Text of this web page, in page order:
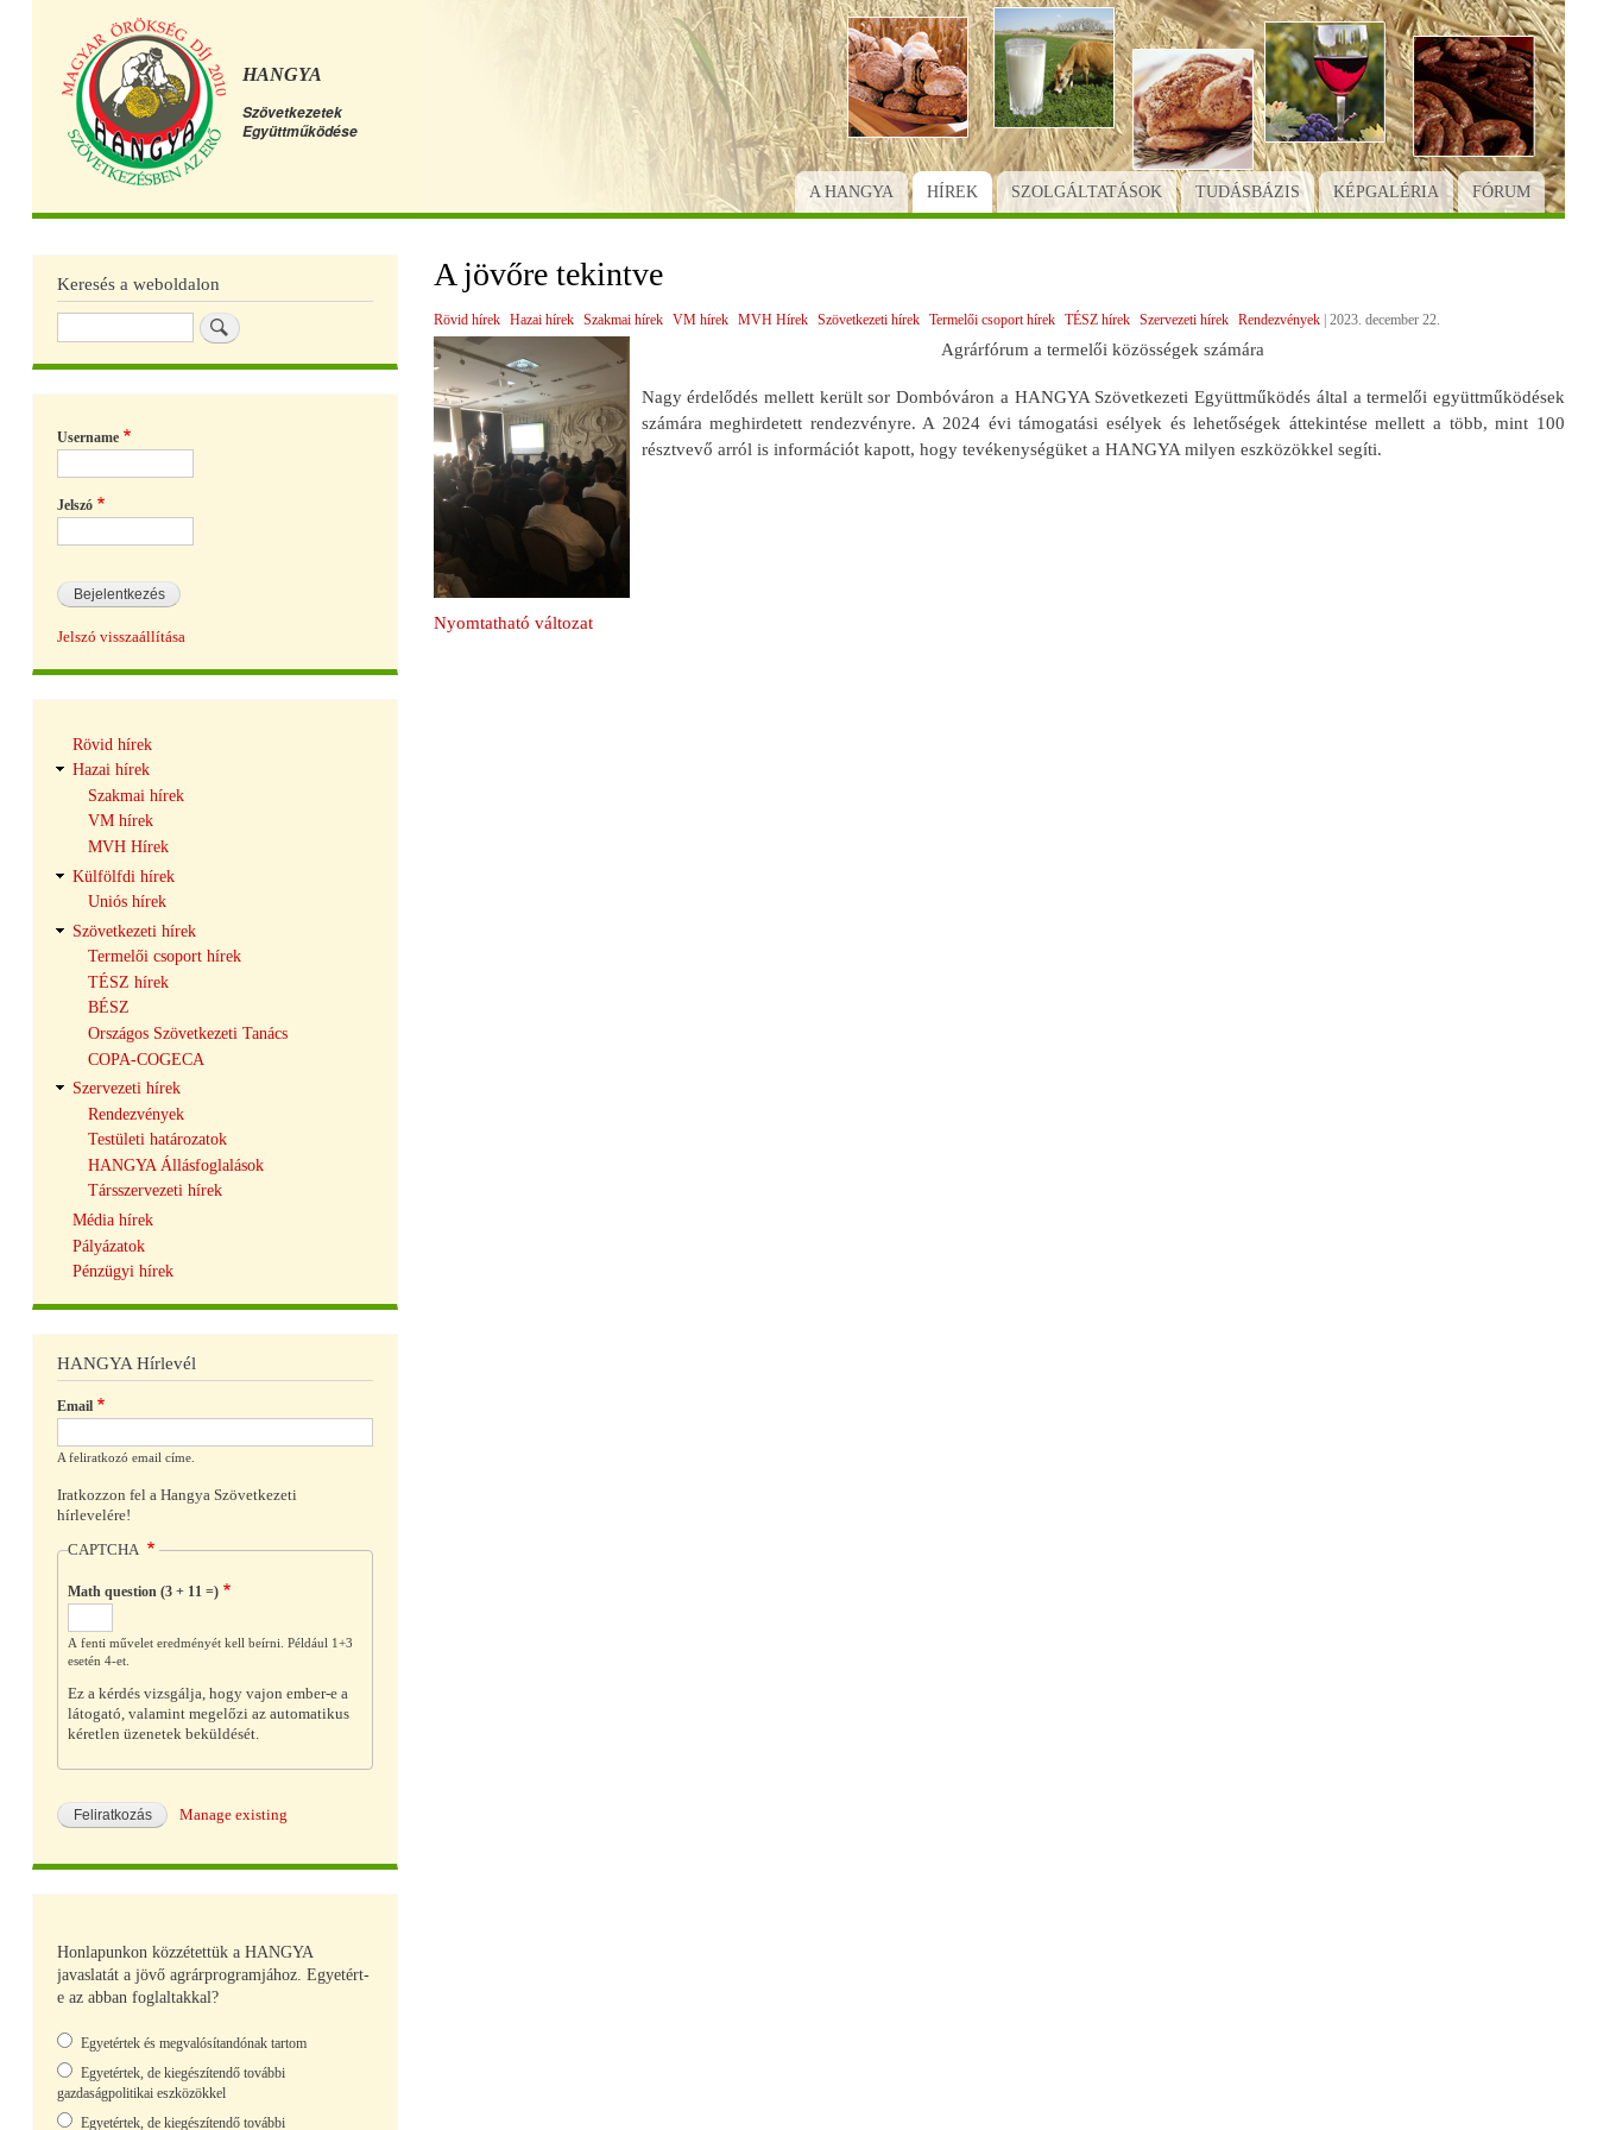
Ugrás
a
tartalomra
HANGYA
Szövetkezetek
Együttműködése
Főmenü
A HANGYA HÍREK SZOLGÁLTATÁSOK TUDÁSBÁZIS KÉPGALÉRIA FÓRUM
A jövőre tekintve
Rövid hírek Hazai hírek Szakmai hírek VM hírek MVH Hírek Szövetkezeti hírek Termelői csoport hírek TÉSZ hírek Szervezeti hírek Rendezvények 2023. december 22.
Agrárfórum a termelői közösségek számára
Nagy érdelődés mellett került sor Dombóváron a HANGYA Szövetkezeti Együttműködés által a termelői együttműködések
számára meghirdetett rendezvényre. A 2024 évi támogatási esélyek és lehetőségek áttekintése mellett a több, mint 100
résztvevő arról is információt kapott, hogy tevékenységüket a HANGYA milyen eszközökkel segíti.
Nyomtatható változat
Keresés a weboldalon
Username
Jelszó
Jelszó visszaállítása
navigáció
Rövid hírek
Hazai hírek
Szakmai hírek
VM hírek
MVH Hírek
Külfölfdi hírek
Uniós hírek
Szövetkezeti hírek
Termelői csoport hírek
TÉSZ hírek
BÉSZ
Országos Szövetkezeti Tanács
COPA-COGECA
Szervezeti hírek
Rendezvények
Testületi határozatok
HANGYA Állásfoglalások
Társszervezeti hírek
Média hírek
Pályázatok
Pénzügyi hírek
HANGYA Hírlevél
Email
A feliratkozó email címe.
Iratkozzon fel a Hangya Szövetkezeti
hírlevelére!
CAPTCHA
Math question (3 + 11 =)
A fenti művelet eredményét kell beírni. Például 1+3
esetén 4-et.
Ez a kérdés vizsgálja, hogy vajon ember-e a
látogató, valamint megelőzi az automatikus
kéretlen üzenetek beküldését.
Manage existing
Honlapunkon közzétettük a HANGYA
javaslatát a jövő agrárprogramjához. Egyetért-
e az abban foglaltakkal?
Választások
Egyetértek és megvalósítandónak tartom
Egyetértek, de kiegészítendő további
gazdaságpolitikai eszközökkel
Egyetértek, de kiegészítendő további